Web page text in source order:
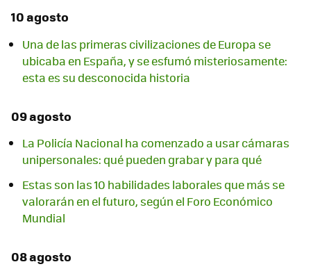
10 agosto
Una de las primeras civilizaciones de Europa se
ubicaba en España, y se esfumó misteriosamente:
esta es su desconocida historia
09 agosto
La Policía Nacional ha comenzado a usar cámaras
unipersonales: qué pueden grabar y para qué
Estas son las 10 habilidades laborales que más se
valorarán en el futuro, según el Foro Económico
Mundial
08 agosto